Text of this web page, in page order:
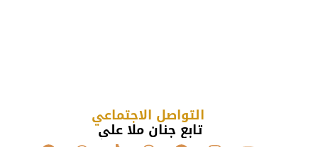
التواصل الاجتماعي
تابع جنان ملا علي